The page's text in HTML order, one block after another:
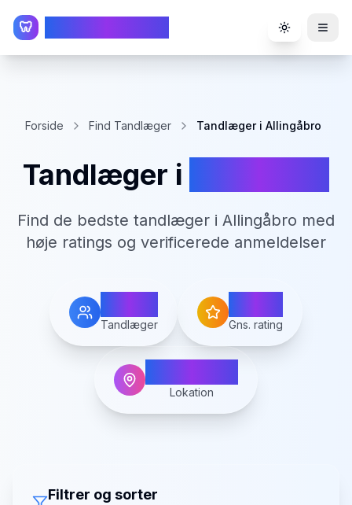
🦷 Toggle
Forside Find Tandlæger Tandlæger i Allingåbro
Tandlæger i
Find de bedste tandlæger i Allingåbro med
høje ratings og verificerede anmeldelser
Tandlæger Gns. rating
Lokation
Filtrer og sorter